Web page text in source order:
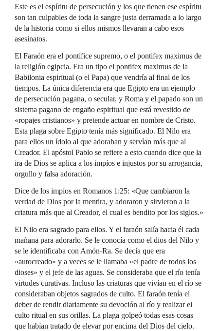
Este es el espíritu de persecución y los que tienen ese espíritu
son tan culpables de toda la sangre justa derramada a lo largo
de la historia como si ellos mismos llevaran a cabo esos
asesinatos.
El Faraón era el pontífice supremo, o el pontifex maximus de
la religión egipcia. Era un tipo el pontifex maximus de la
Babilonia espiritual (o el Papa) que vendría al final de los
tiempos. La única diferencia era que Egipto era un ejemplo
de persecución pagana, o secular, y Roma y el papado son un
sistema pagano de engaño espiritual que está revestido de
«ropajes cristianos» y pretende actuar en nombre de Cristo.
Esta plaga sobre Egipto tenía más significado. El Nilo era
para ellos un ídolo al que adoraban y servían más que al
Creador. El apóstol Pablo se refiere a esto cuando dice que la
ira de Dios se aplica a los impíos e injustos por su arrogancia,
orgullo y falsa adoración.
Dice de los impíos en Romanos 1:25: «Que cambiaron la
verdad de Dios por la mentira, y adoraron y sirvieron a la
criatura más que al Creador, el cual es bendito por los siglos.»
El Nilo era sagrado para ellos. Y el faraón salía hacia él cada
mañana para adorarlo. Se le conocía como el dios del Nilo y
se le identificaba con Amón-Ra. Se decía que era
«autocreado» y a veces se le llamaba «el padre de todos los
dioses» y el jefe de las aguas. Se consideraba que el río tenía
virtudes curativas. Incluso las criaturas que vivían en el río se
consideraban objetos sagrados de culto. El faraón tenía el
deber de rendir diariamente su devoción al río y realizar el
culto ritual en sus orillas. La plaga golpeó todas esas cosas
que habían tratado de elevar por encima del Dios del cielo.